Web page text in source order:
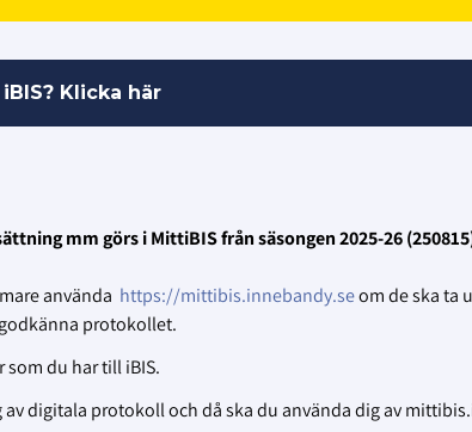
Klicka här
mm görs i MittiBIS från säsongen 2025-26
använda https://mittibis.innebandy.seom de ska ta
protokollet.
du har till iBIS.
digitala protokoll och då ska du använda dig av